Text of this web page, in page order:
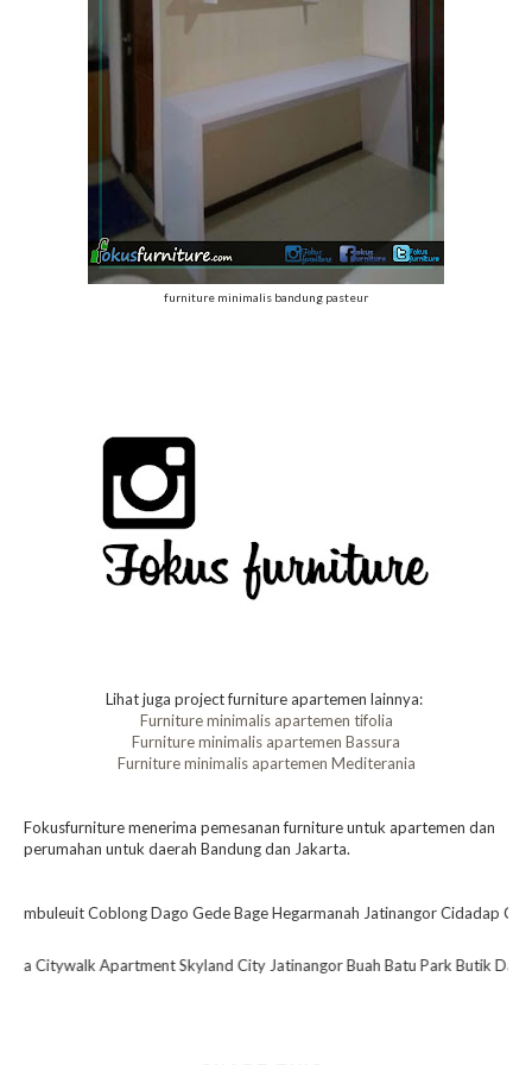
furniture minimalis bandung pasteur
Lihat juga project furniture apartemen lainnya:
Furniture minimalis apartemen tifolia
Furniture minimalis apartemen Bassura
Furniture minimalis apartemen Mediterania
Fokusfurniture menerima pemesanan furniture untuk apartemen dan
perumahan untuk daerah Bandung dan Jakarta.
Bage Hegarmanah Jatinangor Cidadap Cigadung Cihampelas
Apartment Skyland City Jatinangor Buah Batu Park Butik Dago Dago